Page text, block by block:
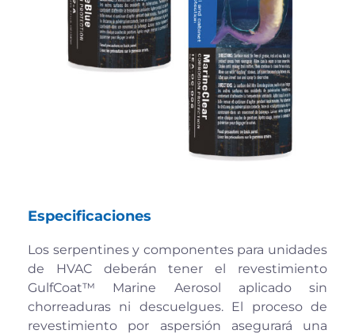
Especificaciones
Los serpentines y componentes para unidades
de HVAC deberán tener el revestimiento
GulfCoat™ Marine Aerosol aplicado sin
chorreaduras ni descuelgues. El proceso de
revestimiento por aspersión asegurará una